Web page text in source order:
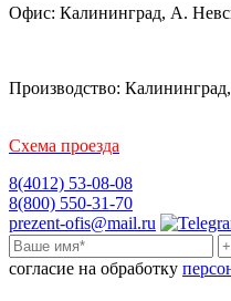
Офис: Калининград, А.
Производство:
Схема проезда
8(4012) 53-08-08
8(800) 550-31-70
prezent-ofis@mail.ru
согласие на обработку